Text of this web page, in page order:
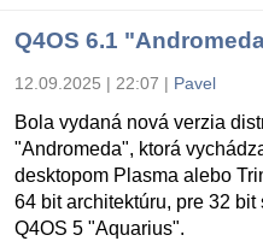
Q4OS 6.1
12.09.2025 | 22:07 | Pavel
Bola vydaná nová verzia
"Andromeda", ktorá
desktopom Plasma alebo
64 bit architektúru, pre 32
Q4OS 5 "Aquarius".